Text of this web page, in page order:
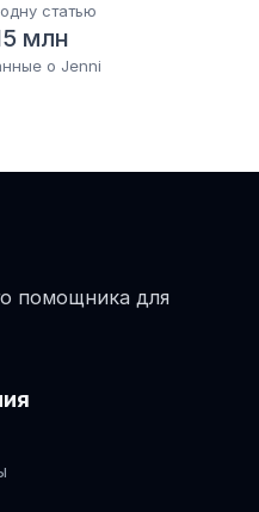
статью
млн
о Jenni
помощника для